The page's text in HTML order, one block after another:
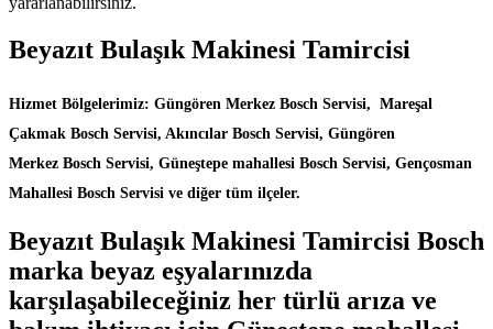
Beyazıt Bulaşık Makinesi Tamircisi
Hizmet Bölgelerimiz: Güngören Merkez Bosch Servisi, Mareşal
Çakmak Bosch Servisi, Akıncılar Bosch Servisi, Güngören
Merkez Bosch Servisi, Güneştepe mahallesi Bosch Servisi, Gençosman
Mahallesi Bosch Servisi ve diğer tüm ilçeler.
Beyazıt Bulaşık Makinesi Tamircisi Bosch
marka beyaz eşyalarınızda
karşılaşabileceğiniz her türlü arıza ve